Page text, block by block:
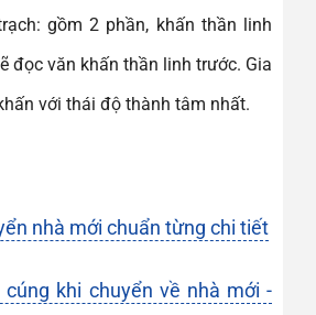
gồm 2 phần, khấn thần linh
đọc văn khấn thần linh trước. Gia
với thái độ thành tâm nhất.
nhà mới chuẩn từng chi tiết
cúng khi chuyển về nhà mới -